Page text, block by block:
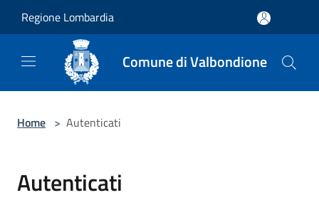
Regione Lombardia
Comune di Valbondione
Home > Autenticati
Autenticati